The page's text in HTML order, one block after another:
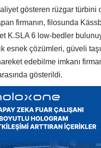
gösteren rüzgar türbini
firmanın, filosunda
K.SLA 6 low-bedler
esnek çözümleri, güveli
edebilme imkanı
gösterildi.